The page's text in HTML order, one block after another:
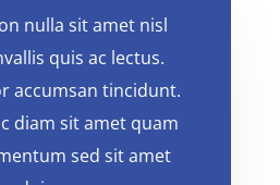
nulla sit amet nisl
quis ac lectus.
accumsan tincidunt.
diam sit amet quam
sed sit amet